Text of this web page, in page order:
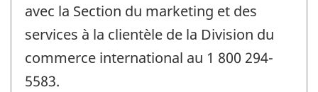
avec la Section du marketing et des
services à la clientèle de la Division du
commerce international au 1 800 294-
5583.